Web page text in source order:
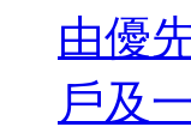
由優
戶及